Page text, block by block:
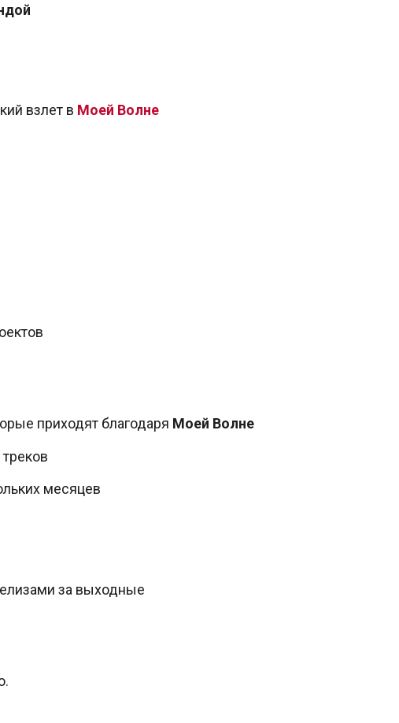
взлет в Моей Волне
приходят благодаря Моей Волне
месяцев
за выходные